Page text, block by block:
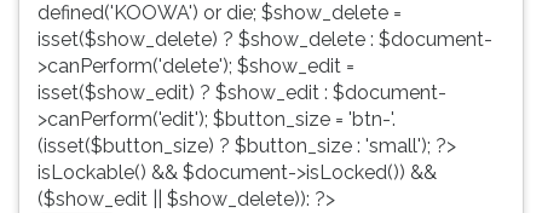
defined('KOOWA') or die; $show_delete =
isset($show_delete) ? $show_delete : $document-
>canPerform('delete'); $show_edit =
isset($show_edit) ? $show_edit : $document-
>canPerform('edit'); $button_size = 'btn-'.
(isset($button_size) ? $button_size : 'small'); ?>
isLockable() && $document->isLocked()) &&
($show_edit || $show_delete)): ?>